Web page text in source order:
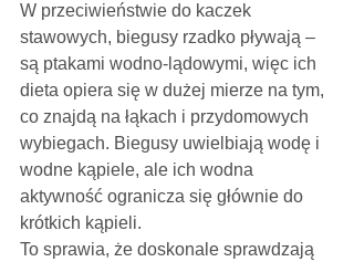
W przeciwieństwie do kaczek
stawowych, biegusy rzadko pływają –
są ptakami wodno-lądowymi, więc ich
dieta opiera się w dużej mierze na tym,
co znajdą na łąkach i przydomowych
wybiegach. Biegusy uwielbiają wodę i
wodne kąpiele, ale ich wodna
aktywność ogranicza się głównie do
krótkich kąpieli.
To sprawia, że doskonale sprawdzają